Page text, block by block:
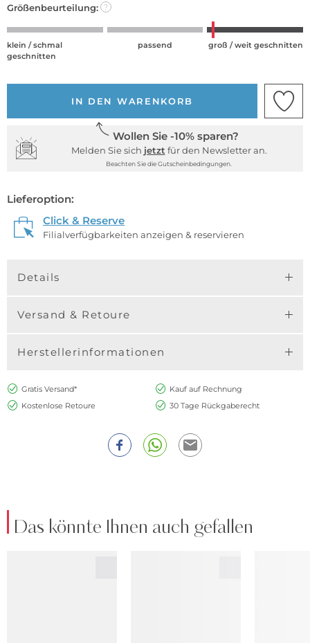
Größenbeurteilung: ?
klein / schmal
geschnitten
passend groß / weit geschnitten
IN DEN WARENKORB
Wollen Sie -10% sparen?
Melden Sie sich jetzt für den Newsletter an.
Beachten Sie die Gutscheinbedingungen.
Lieferoption:
Click & Reserve
Filialverfügbarkeiten anzeigen & reservieren
Details
Versand & Retoure
Herstellerinformationen
Gratis Versand*
Kauf auf Rechnung
Kostenlose Retoure
30 Tage Rückgaberecht
Das könnte Ihnen auch gefallen